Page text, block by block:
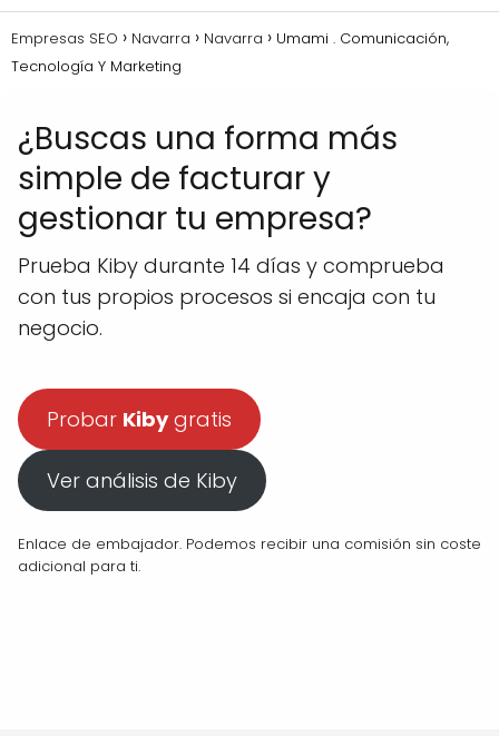
Empresas SEO Navarra Navarra
Umami . Comunicación,
Tecnología Y Marketing
¿Buscas una forma más
simple de facturar y
gestionar tu empresa?
Prueba Kiby durante 14 días y comprueba
con tus propios procesos si encaja con tu
negocio.
Probar Kibygratis
Ver análisis de Kiby
Enlace de embajador. Podemos recibir una comisión sin coste
adicional para ti.